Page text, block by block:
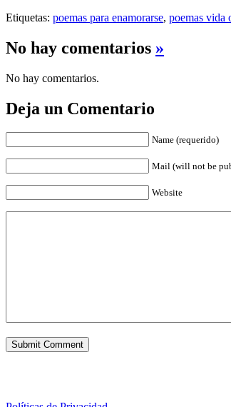
Etiquetas: poemas para enamorarse, poemas vida
No hay comentarios »
No hay comentarios.
Deja un Comentario
Name (requerido)
Mail (will not be
Website